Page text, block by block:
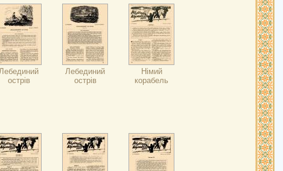
острів
Лебединий
острів
Німий
корабель